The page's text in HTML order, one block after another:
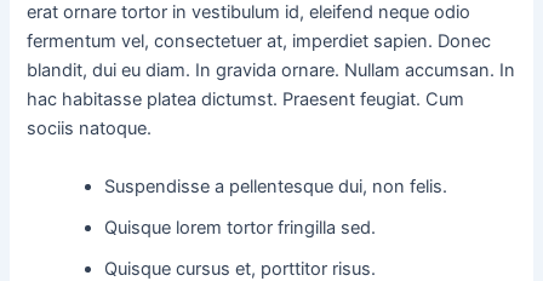
erat ornare tortor in vestibulum id, eleifend neque odio
fermentum vel, consectetuer at, imperdiet sapien. Donec
blandit, dui eu diam. In gravida ornare. Nullam accumsan. In
hac habitasse platea dictumst. Praesent feugiat. Cum
sociis natoque.
Suspendisse a pellentesque dui, non felis.
Quisque lorem tortor fringilla sed.
Quisque cursus et, porttitor risus.